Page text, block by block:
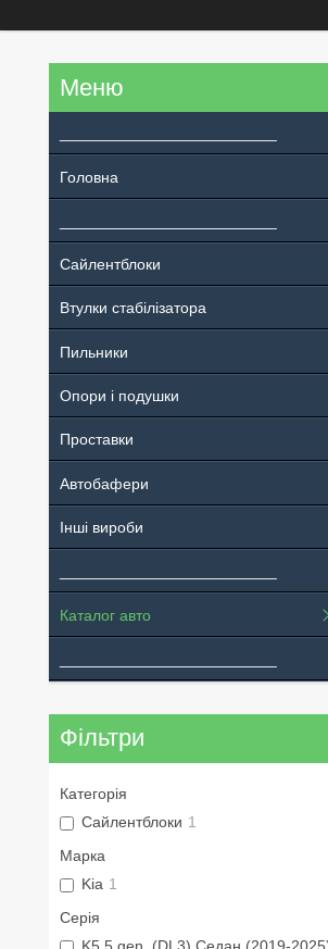
Головна
Сайлентблоки
Втулки стабілізатора
Пильники
Опори і подушки
Проставки
Автобафери
Інші вироби
Каталог авто
Фільтри
Категорія
Сайлентблоки 1
Марка
Kia 1
Серія